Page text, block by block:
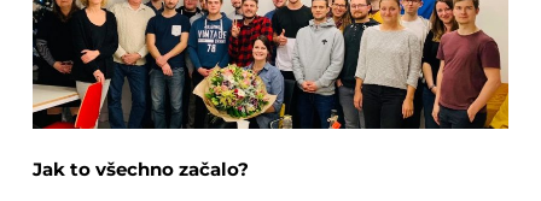
Jak to všechno začalo?